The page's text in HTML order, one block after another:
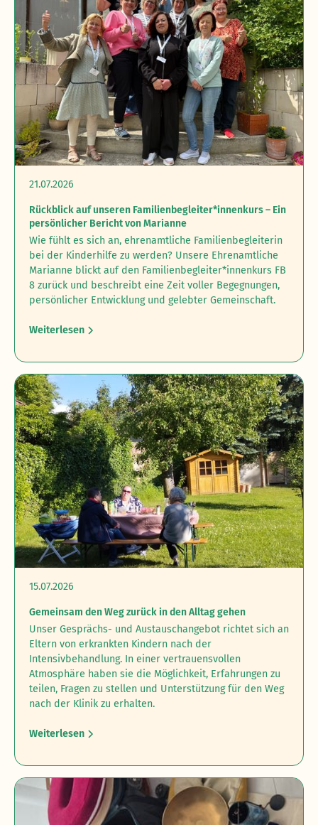
21.07.2026
Rückblick auf unseren Familienbegleiter*innenkurs – Ein
persönlicher Bericht von Marianne
Wie fühlt es sich an, ehrenamtliche Familienbegleiterin
bei der Kinderhilfe zu werden? ‍Unsere Ehrenamtliche
Marianne blickt auf den Familienbegleiter*innenkurs FB
8 zurück und beschreibt eine Zeit voller Begegnungen,
persönlicher Entwicklung und gelebter Gemeinschaft.
Weiterlesen
15.07.2026
Gemeinsam den Weg zurück in den Alltag gehen
Unser Gesprächs- und Austauschangebot richtet sich an
Eltern von erkrankten Kindern nach der
Intensivbehandlung.‍ In einer vertrauensvollen
Atmosphäre haben sie die Möglichkeit, Erfahrungen zu
teilen, Fragen zu stellen und Unterstützung für den Weg
nach der Klinik zu erhalten.
Weiterlesen